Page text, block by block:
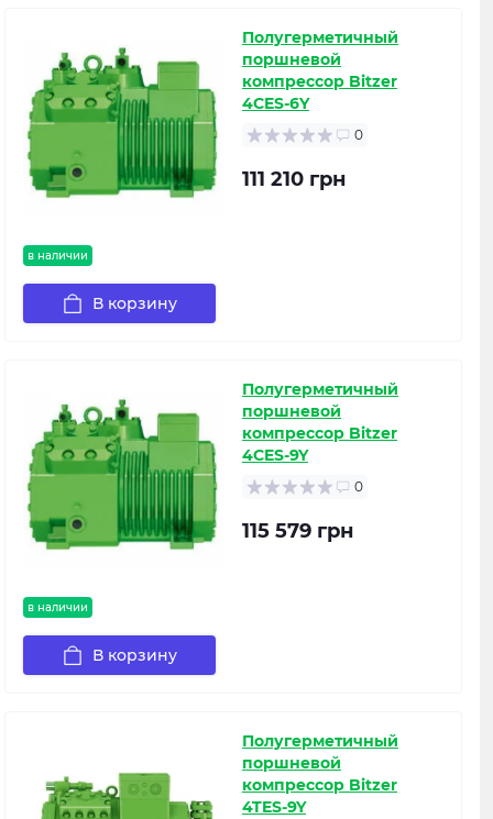
в наличии
Полугерметичный
поршневой
компрессор Bitzer
4CES-6Y
0
111 210 грн
В корзину
в наличии
Полугерметичный
поршневой
компрессор Bitzer
4CES-9Y
0
115 579 грн
В корзину
Полугерметичный
поршневой
компрессор Bitzer
4TES-9Y